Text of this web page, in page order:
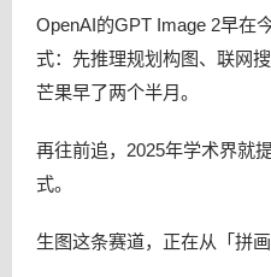
OpenAI的GPT Image 2早在
式：先推理规划构图、联网
芒果早了两个半月。
再往前追，2025年学术界就
式。
生图这条赛道，正在从「拼